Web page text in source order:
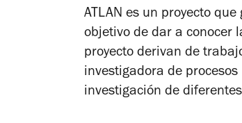
ATLAN es un proyecto
objetivo de dar a conocer
proyecto derivan de
investigadora de
investigación de